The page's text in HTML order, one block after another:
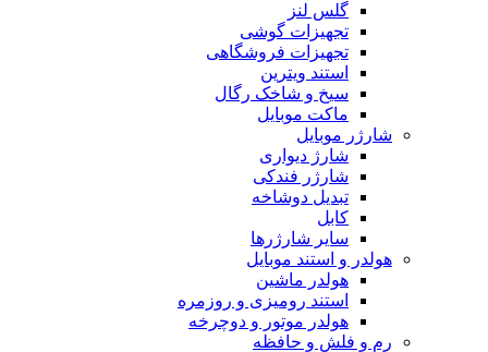
گلس لنز
تجهیزات گوشی
تجهیزات فروشگاهی
استند ویترین
سیخ و شاخک رگال
ماکت موبایل
شارژر موبایل
شارژ دیواری
شارژر فندکی
تبدیل دوشاخه
کابل
سایر شارژرها
هولدر و استند موبایل
هولدر ماشین
استند رومیزی و روزمره
هولدر موتور و دوچرخه
رم و فلش و حافظه